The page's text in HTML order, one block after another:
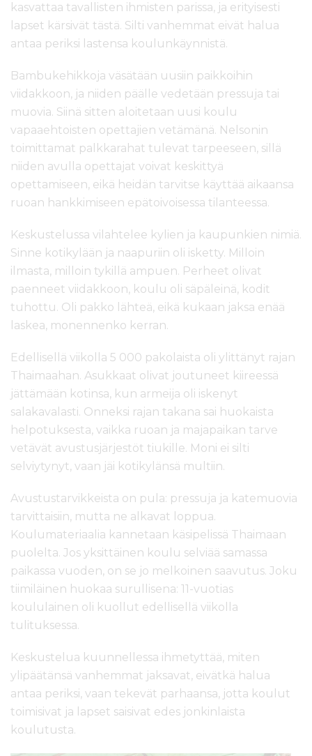
kasvattaa tavallisten ihmisten parissa, ja erityisesti
lapset kärsivät tästä. Silti vanhemmat eivät halua
antaa periksi lastensa koulunkäynnistä.
Bambukehikkoja väsätään uusiin paikkoihin
viidakkoon, ja niiden päälle vedetään pressuja tai
muovia. Siinä sitten aloitetaan uusi koulu
vapaaehtoisten opettajien vetämänä. Nelsonin
toimittamat palkkarahat tulevat tarpeeseen, sillä
niiden avulla opettajat voivat keskittyä
opettamiseen, eikä heidän tarvitse käyttää aikaansa
ruoan hankkimiseen epätoivoisessa tilanteessa.
Keskustelussa vilahtelee kylien ja kaupunkien nimiä.
Sinne kotikylään ja naapuriin oli isketty. Milloin
ilmasta, milloin tykillä ampuen. Perheet olivat
paenneet viidakkoon, koulu oli säpäleinä, kodit
tuhottu. Oli pakko lähteä, eikä kukaan jaksa enää
laskea, monennenko kerran.
Edellisellä viikolla 5 000 pakolaista oli ylittänyt rajan
Thaimaahan. Asukkaat olivat joutuneet kiireessä
jättämään kotinsa, kun armeija oli iskenyt
salakavalasti. Onneksi rajan takana sai huokaista
helpotuksesta, vaikka ruoan ja majapaikan tarve
vetävät avustusjärjestöt tiukille. Moni ei silti
selviytynyt, vaan jäi kotikylänsä multiin.
Avustustarvikkeista on pula: pressuja ja katemuovia
tarvittaisiin, mutta ne alkavat loppua.
Koulumateriaalia kannetaan käsipelissä Thaimaan
puolelta. Jos yksittäinen koulu selviää samassa
paikassa vuoden, on se jo melkoinen saavutus. Joku
tiimiläinen huokaa surullisena: 11-vuotias
koululainen oli kuollut edellisellä viikolla
tulituksessa.
Keskustelua kuunnellessa ihmetyttää, miten
ylipäätänsä vanhemmat jaksavat, eivätkä halua
antaa periksi, vaan tekevät parhaansa, jotta koulut
toimisivat ja lapset saisivat edes jonkinlaista
koulutusta.